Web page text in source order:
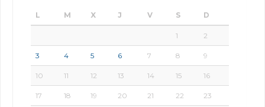
L M X J V S D
1 2
3 4 5 6 7 8 9
10 11 12 13 14 15 16
17 18 19 20 21 22 23